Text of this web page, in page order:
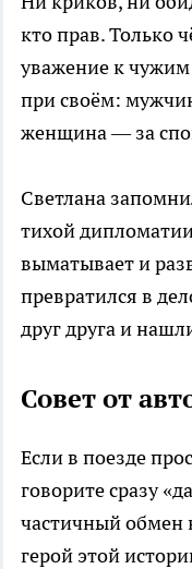
кто прав. Только
уважение к
при своём:
женщина — за
Светлана
тихой
выматывает и
превратился в
друг друга и
Совет от
Если в поезде
говорите сразу
частичный обмен
герой этой